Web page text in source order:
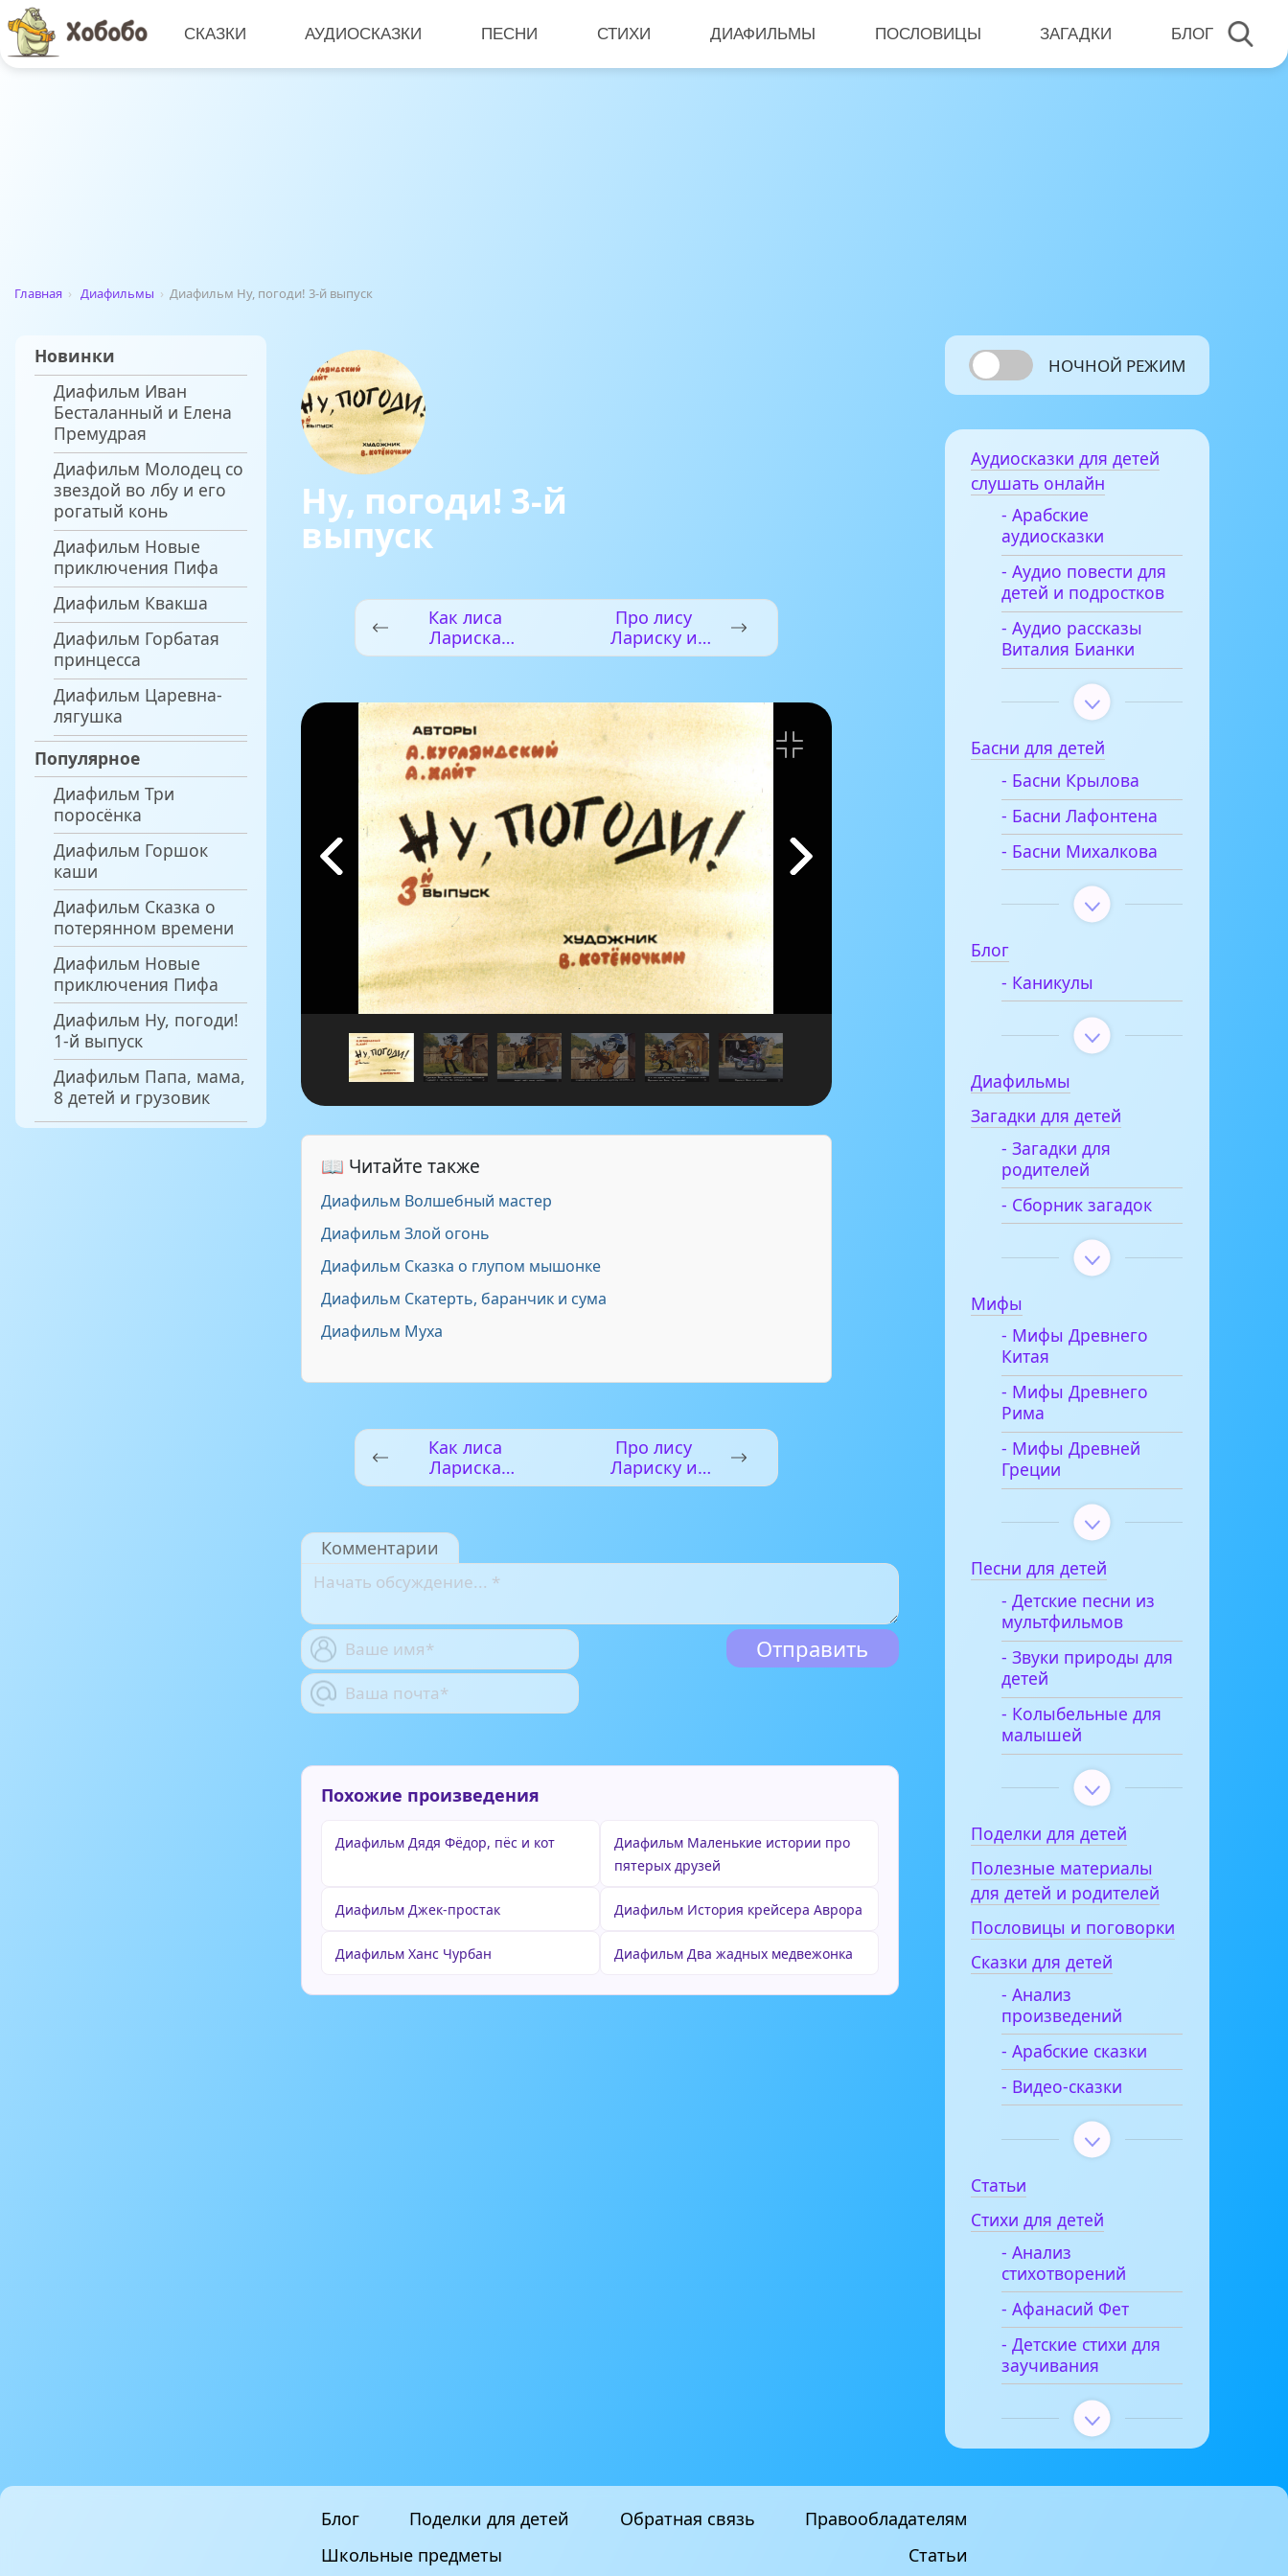
СКАЗКИ АУДИОСКАЗКИ ПЕСНИ СТИХИ ДИАФИЛЬМЫ ПОСЛОВИЦЫ ЗАГАДКИ БЛОГ
Главная › Диафильмы › Диафильм Ну, погоди! 3-й выпуск
Новинки
Диафильм Иван
Бесталанный и Елена
Премудрая
Диафильм Молодец со
звездой во лбу и его
рогатый конь
Диафильм Новые
приключения Пифа
Диафильм Квакша
Диафильм Горбатая
принцесса
Диафильм Царевна-
лягушка
Популярное
Диафильм Три
поросёнка
Диафильм Горшок
каши
Диафильм Сказка о
потерянном времени
Диафильм Новые
приключения Пифа
Диафильм Ну, погоди!
1-й выпуск
Диафильм Папа, мама,
8 детей и грузовик
Ну, погоди! 3-й
выпуск
Как лиса
Лариска
нанималась
Про лису
Лариску и
зайца Коську
📖 Читайте также
Диафильм Волшебный мастер
Диафильм Злой огонь
Диафильм Сказка о глупом мышонке
Диафильм Скатерть, баранчик и сума
Диафильм Муха
Как лиса
Лариска
нанималась
Про лису
Лариску и
зайца Коську
Комментарии
Похожие произведения
Диафильм Дядя Фёдор, пёс и кот
Диафильм Маленькие истории про
пятерых друзей
Диафильм Джек-простак Диафильм История крейсера Аврора
Диафильм Ханс Чурбан Диафильм Два жадных медвежонка
НОЧНОЙ РЕЖИМ
Аудиосказки для детей
слушать онлайн
- Арабские
аудиосказки
- Аудио повести для
детей и подростков
- Аудио рассказы
Виталия Бианки
Басни для детей
- Басни Крылова
- Басни Лафонтена
- Басни Михалкова
Блог
- Каникулы
Диафильмы
Загадки для детей
- Загадки для
родителей
- Сборник загадок
Мифы
- Мифы Древнего
Китая
- Мифы Древнего
Рима
- Мифы Древней
Греции
Песни для детей
- Детские песни из
мультфильмов
- Звуки природы для
детей
- Колыбельные для
малышей
Поделки для детей
Полезные материалы
для детей и родителей
Пословицы и поговорки
Сказки для детей
- Анализ
произведений
- Арабские сказки
- Видео-сказки
Статьи
Стихи для детей
- Анализ
стихотворений
- Афанасий Фет
- Детские стихи для
заучивания
Блог Поделки для детей Обратная связь
Правообладателям
Школьные предметы
Статьи